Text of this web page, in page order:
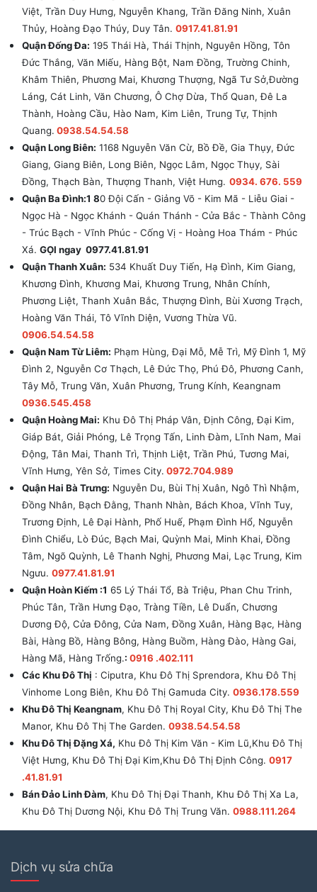
Việt, Trần Duy Hưng, Nguyễn Khang, Trần Đăng Ninh, Xuân
Thủy, Hoàng Đạo Thúy, Duy Tân. 0917.41.81.91
Quận Đống Đa: 195 Thái Hà, Thái Thịnh, Nguyên Hồng, Tôn
Đức Thắng, Văn Miếu, Hàng Bột, Nam Đồng, Trường Chinh,
Khâm Thiên, Phương Mai, Khương Thượng, Ngã Tư Sở,Đường
Láng, Cát Linh, Văn Chương, Ô Chợ Dừa, Thổ Quan, Đê La
Thành, Hoàng Cầu, Hào Nam, Kim Liên, Trung Tự, Thịnh
Quang. 0938.54.54.58
Quận Long Biên: 1168 Nguyễn Văn Cừ, Bồ Đề, Gia Thụy, Đức
Giang, Giang Biên, Long Biên, Ngọc Lâm, Ngọc Thụy, Sài
Đồng, Thạch Bàn, Thượng Thanh, Việt Hưng. 0934. 676. 559
Quận Ba Đình:1 80 Đội Cấn - Giảng Võ - Kim Mã - Liễu Giai -
Ngọc Hà - Ngọc Khánh - Quán Thánh - Cửa Bắc - Thành Công
- Trúc Bạch - Vĩnh Phúc - Cống Vị - Hoàng Hoa Thám - Phúc
Xá. GỌI ngay 0977.41.81.91
Quận Thanh Xuân: 534 Khuất Duy Tiến, Hạ Đình, Kim Giang,
Khương Đình, Khương Mai, Khương Trung, Nhân Chính,
Phương Liệt, Thanh Xuân Bắc, Thượng Đình, Bùi Xương Trạch,
Hoàng Văn Thái, Tô Vĩnh Diện, Vương Thừa Vũ.
0906.54.54.58
Quận Nam Từ Liêm: Phạm Hùng, Đại Mỗ, Mễ Trì, Mỹ Đình 1, Mỹ
Đình 2, Nguyễn Cơ Thạch, Lê Đức Thọ, Phú Đô, Phương Canh,
Tây Mỗ, Trung Văn, Xuân Phương, Trung Kính, Keangnam
0936.545.458
Quận Hoàng Mai: Khu Đô Thị Pháp Vân, Định Công, Đại Kim,
Giáp Bát, Giải Phóng, Lê Trọng Tấn, Linh Đàm, Lĩnh Nam, Mai
Động, Tân Mai, Thanh Trì, Thịnh Liệt, Trần Phú, Tương Mai,
Vĩnh Hưng, Yên Sở, Times City. 0972.704.989
Quận Hai Bà Trưng: Nguyễn Du, Bùi Thị Xuân, Ngô Thì Nhậm,
Đồng Nhân, Bạch Đằng, Thanh Nhàn, Bách Khoa, Vĩnh Tuy,
Trương Định, Lê Đại Hành, Phố Huế, Phạm Đình Hổ, Nguyễn
Đình Chiểu, Lò Đúc, Bạch Mai, Quỳnh Mai, Minh Khai, Đồng
Tâm, Ngõ Quỳnh, Lê Thanh Nghị, Phương Mai, Lạc Trung, Kim
Ngưu. 0977.41.81.91
Quận Hoàn Kiếm :1 65 Lý Thái Tổ, Bà Triệu, Phan Chu Trinh,
Phúc Tân, Trần Hưng Đạo, Tràng Tiền, Lê Duẩn, Chương
Dương Độ, Cửa Đông, Cửa Nam, Đồng Xuân, Hàng Bạc, Hàng
Bài, Hàng Bồ, Hàng Bông, Hàng Buồm, Hàng Đào, Hàng Gai,
Hàng Mã, Hàng Trống.: 0916 .402.111
Các Khu Đô Thị : Ciputra, Khu Đô Thị Sprendora, Khu Đô Thị
Vinhome Long Biên, Khu Đô Thị Gamuda City. 0936.178.559
Khu Đô Thị Keangnam, Khu Đô Thị Royal City, Khu Đô Thị The
Manor, Khu Đô Thị The Garden. 0938.54.54.58
Khu Đô Thị Đặng Xá, Khu Đô Thị Kim Văn - Kim Lũ,Khu Đô Thị
Việt Hưng, Khu Đô Thị Đại Kim,Khu Đô Thị Định Công. 0917
.41.81.91
Bán Đảo Linh Đàm, Khu Đô Thị Đại Thanh, Khu Đô Thị Xa La,
Khu Đô Thị Dương Nội, Khu Đô Thị Trung Văn. 0988.111.264
Dịch vụ sửa chữa